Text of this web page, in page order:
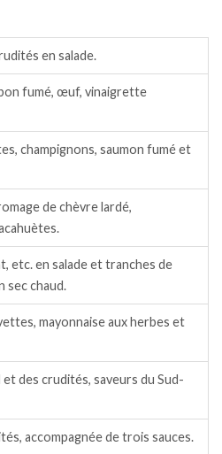
en salade.
fumé, œuf, vinaigrette
champignons, saumon fumé et
de chèvre lardé,
etc. en salade et tranches de
sec chaud.
mayonnaise aux herbes et
des crudités, saveurs du Sud-
accompagnée de trois sauces.